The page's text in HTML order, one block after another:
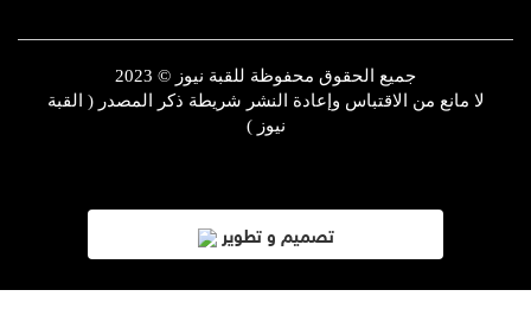
جميع الحقوق محفوظة للقبة نيوز © 2023
لا مانع من الاقتباس وإعادة النشر شريطة ذكر المصدر ( القبة
نيوز )
تصميم و تطوير